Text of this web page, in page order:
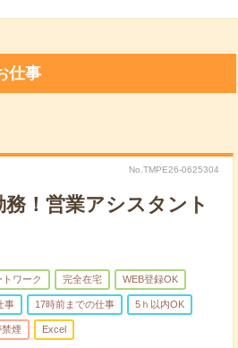
仕事
No.TMPE26-0625304
！営業アシスタント
ワーク 完全在宅 WEB登録OK
事 17時前までの仕事 5ｈ以内OK
禁煙 Excel